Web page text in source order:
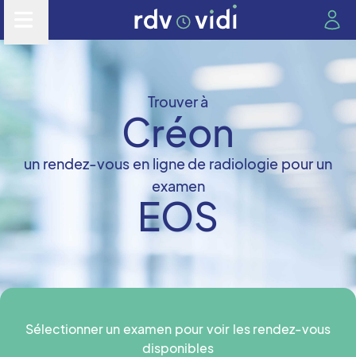
Trouver à
Créon
un rendez-vous en ligne de radiologie pour un
examen
EOS
Sélectionner un examen pour voir les rendez-vous
disponibles